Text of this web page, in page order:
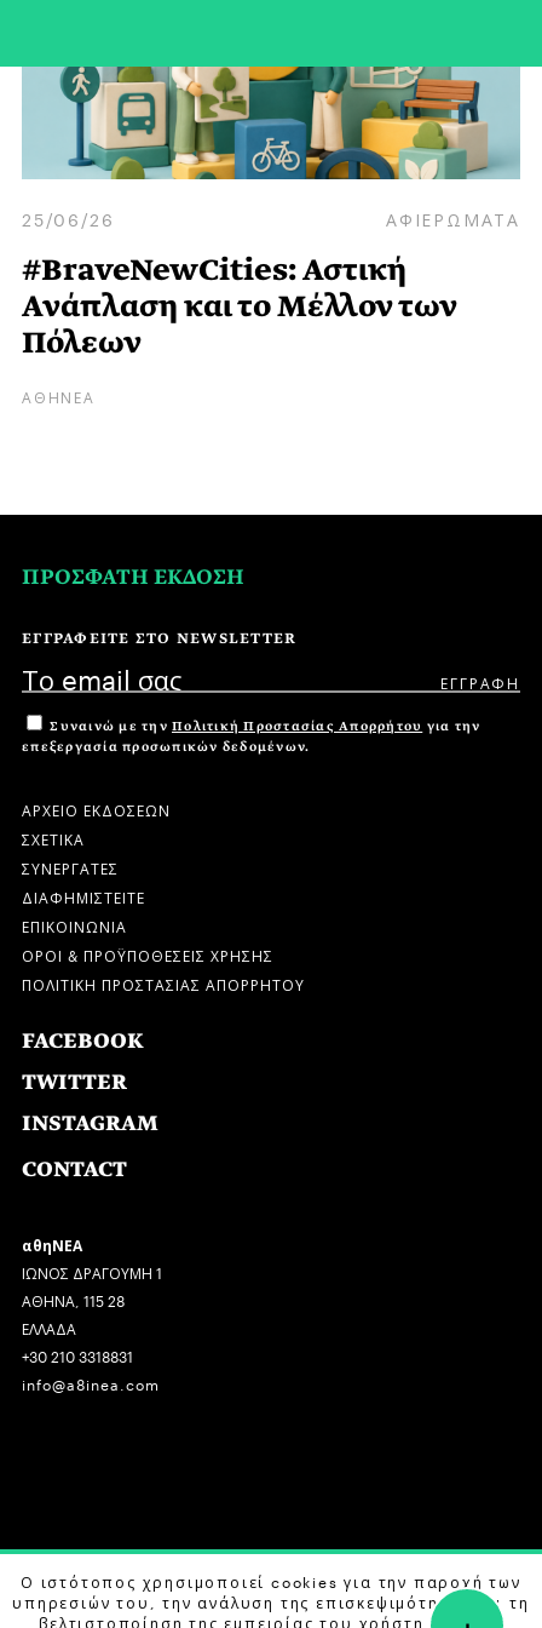
25/06/26 ΑΦΙΕΡΩΜΑΤΑ
#BraveNewCities: Αστική
Ανάπλαση και το Μέλλον των
Πόλεων
ΑΘΗΝΕΑ
ΠΡΟΣΦΑΤΗ ΕΚΔΟΣΗ
ΕΓΓΡΑΦΕΙΤΕ ΣΤΟ NEWSLETTER
Συναινώ με την Πολιτική Προστασίας Απορρήτου για την
επεξεργασία προσωπικών δεδομένων.
ΑΡΧΕΙΟ ΕΚΔΟΣΕΩΝ
ΣΧΕΤΙΚΑ
ΣΥΝΕΡΓΑΤΕΣ
ΔΙΑΦΗΜΙΣΤΕΙΤΕ
ΕΠΙΚΟΙΝΩΝΙΑ
ΟΡΟΙ & ΠΡΟΫΠΟΘΕΣΕΙΣ ΧΡΗΣΗΣ
ΠΟΛΙΤΙΚΗ ΠΡΟΣΤΑΣΙΑΣ ΑΠΟΡΡΗΤΟΥ
FACEBOOK
TWITTER
INSTAGRAM
CONTACT
αθηΝΕΑ
ΙΩΝΟΣ ΔΡΑΓΟΥΜΗ 1
ΑΘΗΝΑ, 115 28
ΕΛΛΑΔΑ
+30 210 3318831
info@a8inea.com
COPYRIGHT © 2026 αθηΝΕΑ, ALL RIGHTS RESERVED.
DESIGN BY G DESIGN STUDIO. DEVELOPED BYB LABS
Ο ιστότοπος χρησιμοποιεί cookies για την παροχή των
υπηρεσιών του, την ανάλυση της επισκεψιμότητας και τη
βελτιστοποίηση της εμπειρίας του χρήστη. Μάθετε